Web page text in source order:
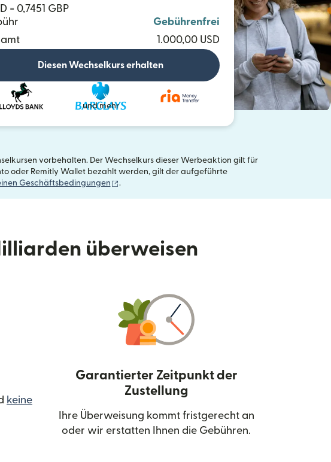
= 0,7451 GBP
Gebührenfrei
1.000,00 USD
Diesen Wechselkurs erhalten
und mehr
vorbehalten. Der Wechselkurs dieser Werbeaktion gilt für
oder Remitly Wallet bezahlt werden, gilt der aufgeführte
Geschäftsbedingungen (wird in einem neuen Fenster geöffnet)
.
überweisen
keine
in einem neuen Fenster geöffnet)
Garantierter Zeitpunkt der
Zustellung
Ihre Überweisung kommt fristgerecht an
oder wir erstatten Ihnen die Gebühren.